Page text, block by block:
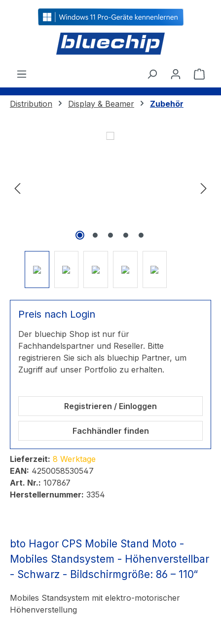
springen
Distribution Display & Beamer Zubehör
Bildergalerie überspringen
Preis nach Login
Der bluechip Shop ist nur für
Fachhandelspartner und Reseller. Bitte
registrieren Sie sich als bluechip Partner, um
Zugriff auf unser Portfolio zu erhalten.
Registrieren / Einloggen
Fachhändler finden
Lieferzeit: 8 Werktage
EAN: 4250058530547
Art. Nr.: 107867
Herstellernummer: 3354
bto Hagor CPS Mobile Stand Moto -
Mobiles Standsystem - Höhenverstellbar
- Schwarz - Bildschirmgröße: 86 – 110“
Mobiles Standsystem mit elektro-motorischer
Höhenverstellung